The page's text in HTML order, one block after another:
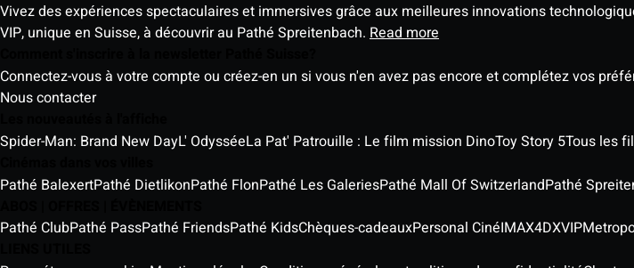
Vivez des expériences spectaculaires et immersives grâce aux meilleures innovations
VIP, unique en Suisse, à découvrir au Pathé Spreitenbach. Read more
Connectez-vous à votre compte ou créez-en un si vous n'en avez pas encore et complétez vos
Nous contacter
Spider-Man: Brand New DayL' OdysséeLa Pat' Patrouille : Le film mission DinoToy Story 5Tous les
Pathé BalexertPathé DietlikonPathé FlonPathé Les GaleriesPathé Mall Of SwitzerlandPathé
Pathé ClubPathé PassPathé FriendsPathé KidsChèques-cadeauxPersonal CinéIMAX4DXVIP